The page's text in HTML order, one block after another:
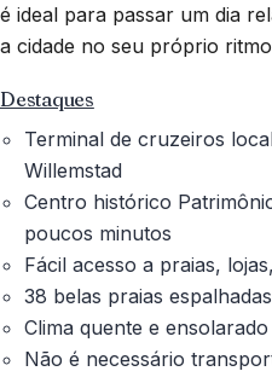
é ideal para passar um dia
a cidade no seu próprio
Destaques
Terminal de cruzeiros
Willemstad
Centro histórico
poucos minutos
Fácil acesso a praias,
38 belas praias
Clima quente e
Não é necessário